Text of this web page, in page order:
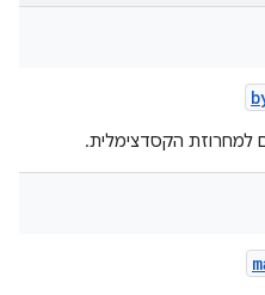
למחרוזת הקסדצימלית.